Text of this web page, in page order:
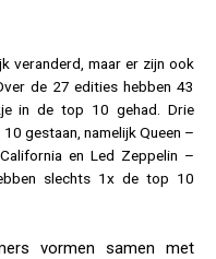
veranderd, maar er zijn ook
de 27 edities hebben 43
in de top 10 gehad. Drie
gestaan, namelijk Queen –
en Led Zeppelin –
slechts 1x de top 10
vormen samen met